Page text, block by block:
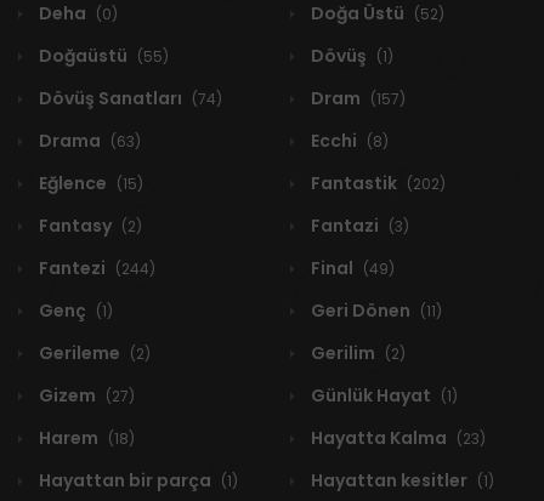
Deha (0) Doğa Üstü (52)
Doğaüstü (55) Dövüş (1)
Dövüş Sanatları (74) Dram (157)
Drama (63) Ecchi (8)
Eğlence (15) Fantastik (202)
Fantasy (2) Fantazi (3)
Fantezi (244) Final (49)
Genç (1) Geri Dönen (11)
Gerileme (2) Gerilim (2)
Gizem (27) Günlük Hayat (1)
Harem (18) Hayatta Kalma (23)
Hayattan bir parça (1) Hayattan kesitler (1)